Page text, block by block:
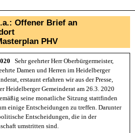
Offener Brief an
PHV
Sehr geehrter Herr Oberbürgermeister,
Damen und Herren im Heidelberger
erstaunt erfahren wir aus der Presse,
Heidelberger Gemeinderat am 26.3. 2020
seine monatliche Sitzung stattfinden
einige Entscheidungen zu treffen. Darunter
Entscheidungen, die in der
umstritten sind.